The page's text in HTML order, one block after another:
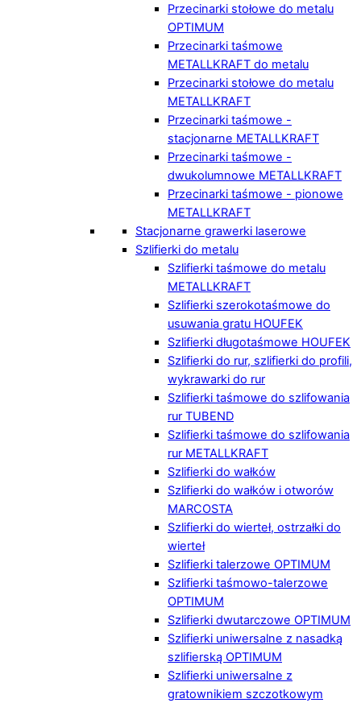
Przecinarki stołowe do metalu
OPTIMUM
Przecinarki taśmowe
METALLKRAFT do metalu
Przecinarki stołowe do metalu
METALLKRAFT
Przecinarki taśmowe -
stacjonarne METALLKRAFT
Przecinarki taśmowe -
dwukolumnowe METALLKRAFT
Przecinarki taśmowe - pionowe
METALLKRAFT
Stacjonarne grawerki laserowe
Szlifierki do metalu
Szlifierki taśmowe do metalu
METALLKRAFT
Szlifierki szerokotaśmowe do
usuwania gratu HOUFEK
Szlifierki długotaśmowe HOUFEK
Szlifierki do rur, szlifierki do profili,
wykrawarki do rur
Szlifierki taśmowe do szlifowania
rur TUBEND
Szlifierki taśmowe do szlifowania
rur METALLKRAFT
Szlifierki do wałków
Szlifierki do wałków i otworów
MARCOSTA
Szlifierki do wierteł, ostrzałki do
wierteł
Szlifierki talerzowe OPTIMUM
Szlifierki taśmowo-talerzowe
OPTIMUM
Szlifierki dwutarczowe OPTIMUM
Szlifierki uniwersalne z nasadką
szlifierską OPTIMUM
Szlifierki uniwersalne z
gratownikiem szczotkowym